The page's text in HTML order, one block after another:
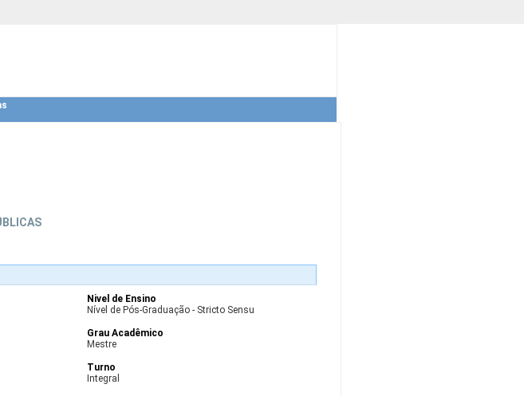
Nivel de Ensino
Nível de Pós-Graduação - Stricto Sensu
Grau Acadêmico
Mestre
Turno
Integral